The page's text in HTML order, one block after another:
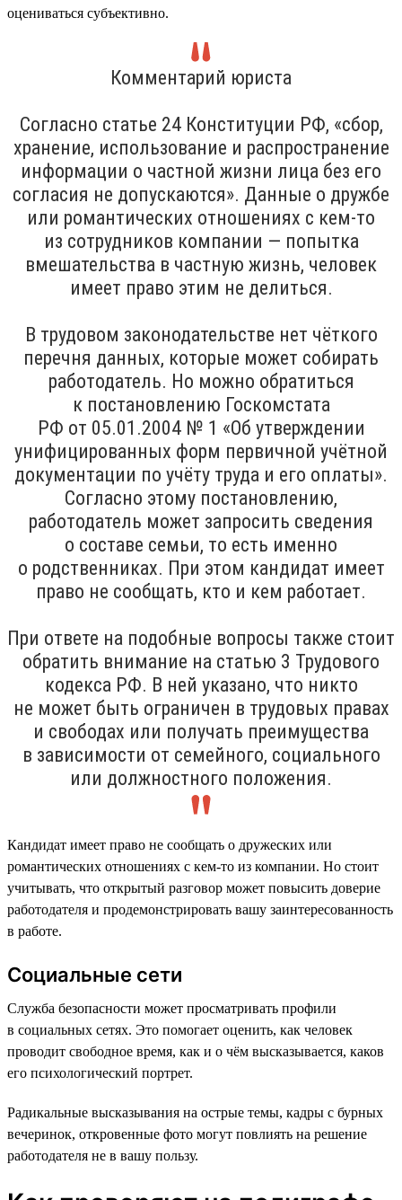
оцениваться субъективно.
Комментарий юриста
Согласно статье 24 Конституции РФ, «сбор,
хранение, использование и распространение
информации о частной жизни лица без его
согласия не допускаются». Данные о дружбе
или романтических отношениях с кем-то
из сотрудников компании — попытка
вмешательства в частную жизнь, человек
имеет право этим не делиться.
В трудовом законодательстве нет чёткого
перечня данных, которые может собирать
работодатель. Но можно обратиться
к постановлению Госкомстата
РФ от 05.01.2004 № 1 «Об утверждении
унифицированных форм первичной учётной
документации по учёту труда и его оплаты».
Согласно этому постановлению,
работодатель может запросить сведения
о составе семьи, то есть именно
о родственниках. При этом кандидат имеет
право не сообщать, кто и кем работает.
При ответе на подобные вопросы также стоит
обратить внимание на статью 3 Трудового
кодекса РФ. В ней указано, что никто
не может быть ограничен в трудовых правах
и свободах или получать преимущества
в зависимости от семейного, социального
или должностного положения.
Кандидат имеет право не сообщать о дружеских или
романтических отношениях с кем-то из компании. Но стоит
учитывать, что открытый разговор может повысить доверие
работодателя и продемонстрировать вашу заинтересованность
в работе.
Социальные сети
Служба безопасности может просматривать профили
в социальных сетях. Это помогает оценить, как человек
проводит свободное время, как и о чём высказывается, каков
его психологический портрет.
Радикальные высказывания на острые темы, кадры с бурных
вечеринок, откровенные фото могут повлиять на решение
работодателя не в вашу пользу.